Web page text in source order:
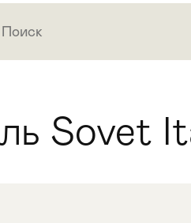
Sovet